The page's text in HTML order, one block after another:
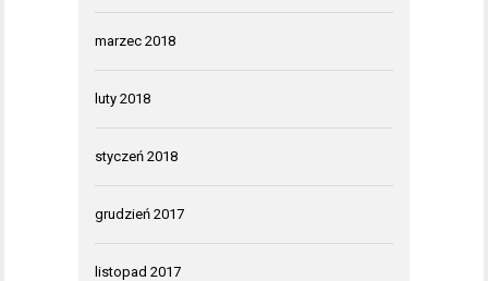
marzec 2018
luty 2018
styczeń 2018
grudzień 2017
listopad 2017